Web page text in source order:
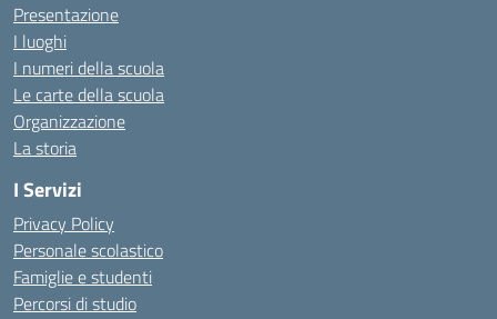
Presentazione
I luoghi
I numeri della scuola
Le carte della scuola
Organizzazione
La storia
I Servizi
Privacy Policy
Personale scolastico
Famiglie e studenti
Percorsi di studio